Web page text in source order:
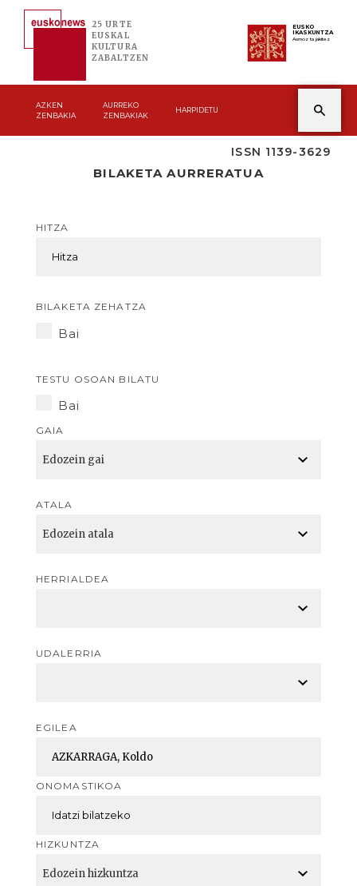
25 URTE
EUSKAL
KULTURA
ZABALTZEN
EUSKO
IKASKUNTZA
Asmoz ta jakitez
AZKEN
ZENBAKIA
AURREKO
ZENBAKIAK
HARPIDETU
ISSN 1139-3629
BILAKETA AURRERATUA
HITZA
BILAKETA ZEHATZA
Bai
TESTU OSOAN BILATU
Bai
GAIA
ATALA
HERRIALDEA
UDALERRIA
EGILEA
ONOMASTIKOA
HIZKUNTZA